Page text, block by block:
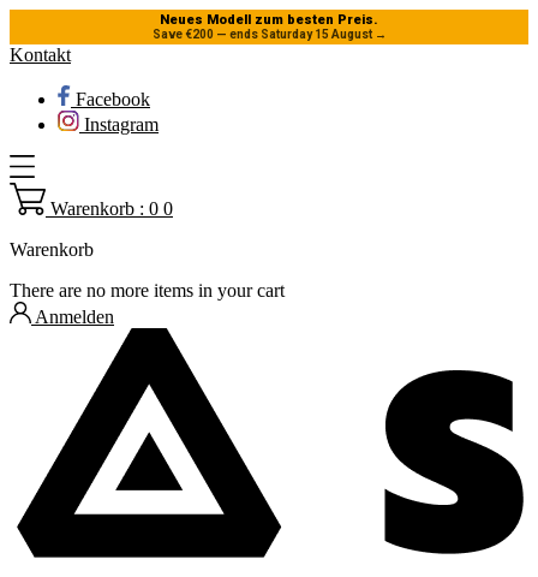
Neues Modell zum besten Preis.
Save €200 — ends Saturday 15 August →
Kontakt
Facebook
Instagram
Warenkorb : 0 0
Warenkorb
There are no more items in your cart
Anmelden